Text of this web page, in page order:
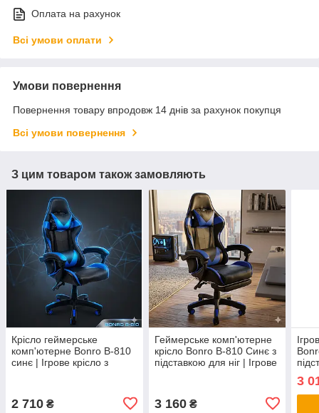
Оплата на рахунок
Всі умови оплати
Умови повернення
Повернення товару впродовж 14 днів за рахунок покупця
Всі умови повернення
З цим товаром також замовляють
Крісло геймерське
комп'ютерне Bonro B-810
синє | Ігрове крісло з
2 710 ₴
Геймерське комп'ютерне
крісло Bonro B-810 Синє з
підставкою для ніг | Ігрове
3 160₴
3